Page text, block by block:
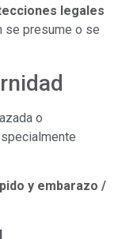
legales
se presume o se
o
y embarazo /